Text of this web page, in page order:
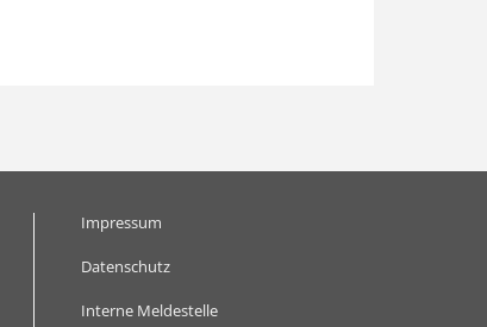
Impressum
Datenschutz
Interne Meldestelle